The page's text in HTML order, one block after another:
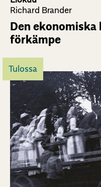
Richard Brander
Den ekonomiska
förkämpe
Tulossa